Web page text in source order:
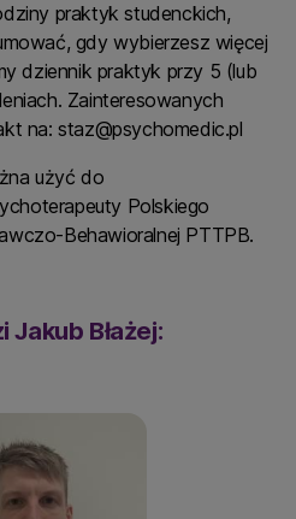
praktyk studenckich,
gdy wybierzesz więcej
dziennik praktyk przy 5 (lub
Zainteresowanych
na:staz@psychomedic.pl
użyć do
Polskiego
Behawioralnej PTTPB.
Błażej: